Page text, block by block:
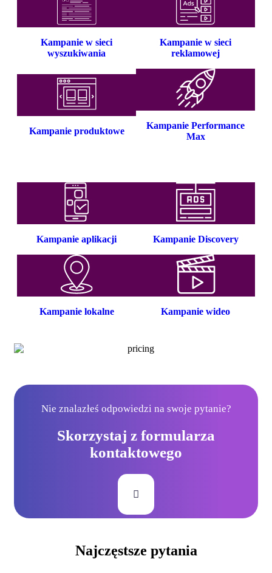
Kampanie w sieci
wyszukiwania
Kampanie w sieci
reklamowej
Kampanie produktowe
Kampanie Performance
Max
Kampanie aplikacji Kampanie Discovery
Kampanie lokalne Kampanie wideo
Nie znalazłeś odpowiedzi na swoje pytanie?
Skorzystaj z formularza
kontaktowego
Najczęstsze pytania